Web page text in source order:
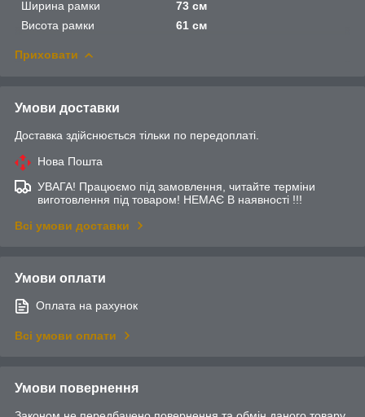
Ширина рамки
73 см
Висота рамки
61 см
Приховати
Умови доставки
Доставка здійснюється тільки по передоплаті.
Нова Пошта
УВАГА! Працюємо під замовлення, читайте терміни
виготовлення під товаром! НЕМАЄ В наявності !!!
Всі умови доставки
Умови оплати
Оплата на рахунок
Всі умови оплати
Умови повернення